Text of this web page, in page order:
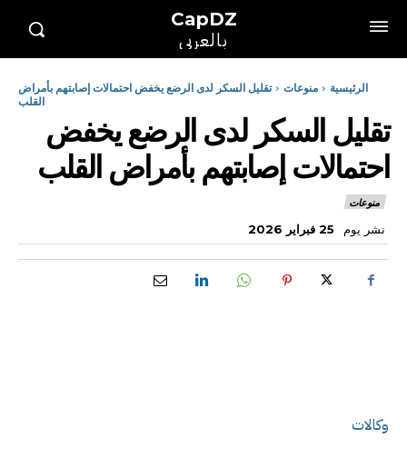
CapDZ
بالعربي
الرئيسية منوعات
تقليل السكر لدى الرضع يخفض احتمالات إصابتهم بأمراض
القلب
تقليل السكر لدى الرضع يخفض
احتمالات إصابتهم بأمراض القلب
منوعات
نشر يوم 25 فبراير 2026
وكالات